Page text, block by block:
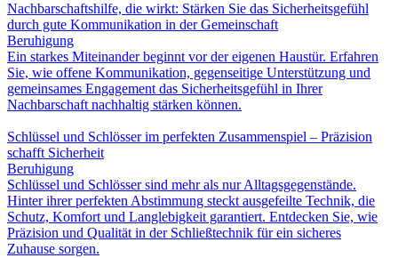
Nachbarschaftshilfe, die wirkt: Stärken Sie das Sicherheitsgefühl
durch gute Kommunikation in der Gemeinschaft
Beruhigung
Ein starkes Miteinander beginnt vor der eigenen Haustür. Erfahren
Sie, wie offene Kommunikation, gegenseitige Unterstützung und
gemeinsames Engagement das Sicherheitsgefühl in Ihrer
Nachbarschaft nachhaltig stärken können.
Schlüssel und Schlösser im perfekten Zusammenspiel – Präzision
schafft Sicherheit
Beruhigung
Schlüssel und Schlösser sind mehr als nur Alltagsgegenstände.
Hinter ihrer perfekten Abstimmung steckt ausgefeilte Technik, die
Schutz, Komfort und Langlebigkeit garantiert. Entdecken Sie, wie
Präzision und Qualität in der Schließtechnik für ein sicheres
Zuhause sorgen.